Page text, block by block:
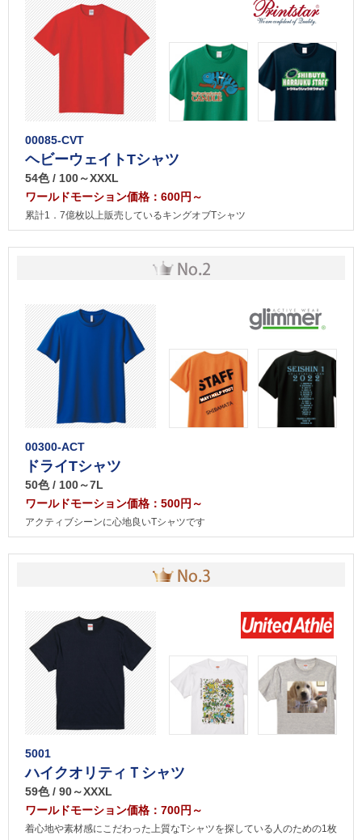
00085-CVT
ヘビーウェイトTシャツ
54色 / 100～XXXL
ワールドモーション価格：600円～
累計1．7億枚以上販売しているキングオブTシャツ
00300-ACT
ドライTシャツ
50色 / 100～7L
ワールドモーション価格：500円～
アクティブシーンに心地良いTシャツです
5001
ハイクオリティＴシャツ
59色 / 90～XXXL
ワールドモーション価格：700円～
着心地や素材感にこだわった上質なTシャツを探している人のための1枚